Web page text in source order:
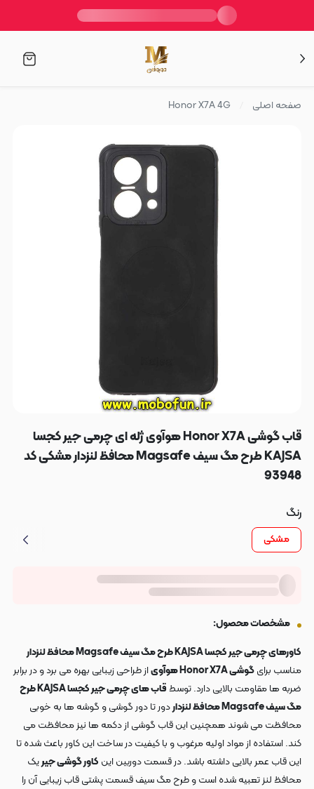
صفحه اصلی Honor X7A 4G
قاب گوشی Honor X7A هوآوی ژله ای چرمی جیر کجسا
KAJSA طرح مگ سیف Magsafe محافظ لنزدار مشکی کد
93948
رنگ
مشکی
مشخصات محصول:
کاورهای چرمی جیر کجسا KAJSA طرح مگ سیف Magsafe محافظ لنزدار
مناسب برایگوشی Honor X7A هوآوی
از طراحی زیبایی بهره می برد و در برابر
ضربه ها مقاومت بالایی دارد. توسط
قاب های چرمی جیر کجسا KAJSA طرح
مگ سیف Magsafe محافظ لنزدار
دور تا دور گوشی و گوشه ها به خوبی
محافظت می شوند همچنین این قاب گوشی از دکمه ها نیز محافظت می
کند. استفاده از مواد اولیه مرغوب و با کیفیت در ساخت این کاور باعث شده تا
این قاب عمر بالایی داشته باشد. در قسمت دوربین این کاور گوشی جیریک
محافظ لنز تعبیه شده است و طرح مگ سیف قسمت پشتی قاب زیبایی آن را